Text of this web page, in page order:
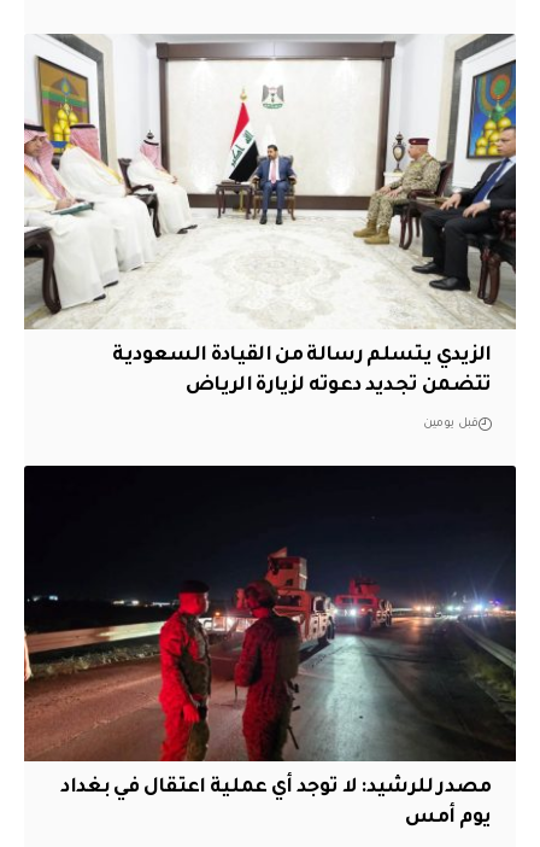
الزيدي يتسلم رسالة من القيادة السعودية
تتضمن تجديد دعوته لزيارة الرياض
قبل يومين
مصدر للرشيد: لا توجد أي عملية اعتقال في بغداد
يوم أمس